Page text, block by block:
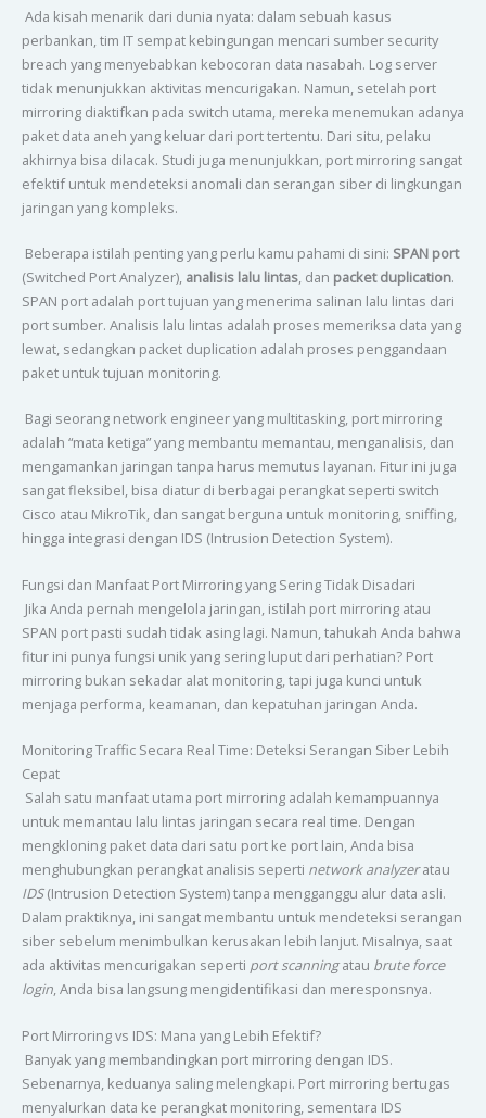
Ada kisah menarik dari dunia nyata: dalam sebuah kasus
perbankan, tim IT sempat kebingungan mencari sumber security
breach yang menyebabkan kebocoran data nasabah. Log server
tidak menunjukkan aktivitas mencurigakan. Namun, setelah port
mirroring diaktifkan pada switch utama, mereka menemukan adanya
paket data aneh yang keluar dari port tertentu. Dari situ, pelaku
akhirnya bisa dilacak. Studi juga menunjukkan, port mirroring sangat
efektif untuk mendeteksi anomali dan serangan siber di lingkungan
jaringan yang kompleks.
Beberapa istilah penting yang perlu kamu pahami di sini: SPAN port
(Switched Port Analyzer), analisis lalu lintas, dan packet duplication.
SPAN port adalah port tujuan yang menerima salinan lalu lintas dari
port sumber. Analisis lalu lintas adalah proses memeriksa data yang
lewat, sedangkan packet duplication adalah proses penggandaan
paket untuk tujuan monitoring.
Bagi seorang network engineer yang multitasking, port mirroring
adalah “mata ketiga” yang membantu memantau, menganalisis, dan
mengamankan jaringan tanpa harus memutus layanan. Fitur ini juga
sangat fleksibel, bisa diatur di berbagai perangkat seperti switch
Cisco atau MikroTik, dan sangat berguna untuk monitoring, sniffing,
hingga integrasi dengan IDS (Intrusion Detection System).
Fungsi dan Manfaat Port Mirroring yang Sering Tidak Disadari
Jika Anda pernah mengelola jaringan, istilah port mirroring atau
SPAN port pasti sudah tidak asing lagi. Namun, tahukah Anda bahwa
fitur ini punya fungsi unik yang sering luput dari perhatian? Port
mirroring bukan sekadar alat monitoring, tapi juga kunci untuk
menjaga performa, keamanan, dan kepatuhan jaringan Anda.
Monitoring Traffic Secara Real Time: Deteksi Serangan Siber Lebih
Cepat
Salah satu manfaat utama port mirroring adalah kemampuannya
untuk memantau lalu lintas jaringan secara real time. Dengan
mengkloning paket data dari satu port ke port lain, Anda bisa
menghubungkan perangkat analisis seperti network analyzeratau
IDS(Intrusion Detection System) tanpa mengganggu alur data asli.
Dalam praktiknya, ini sangat membantu untuk mendeteksi serangan
siber sebelum menimbulkan kerusakan lebih lanjut. Misalnya, saat
ada aktivitas mencurigakan seperti port scanningatau brute force
login, Anda bisa langsung mengidentifikasi dan meresponsnya.
Port Mirroring vs IDS: Mana yang Lebih Efektif?
Banyak yang membandingkan port mirroring dengan IDS.
Sebenarnya, keduanya saling melengkapi. Port mirroring bertugas
menyalurkan data ke perangkat monitoring, sementara IDS